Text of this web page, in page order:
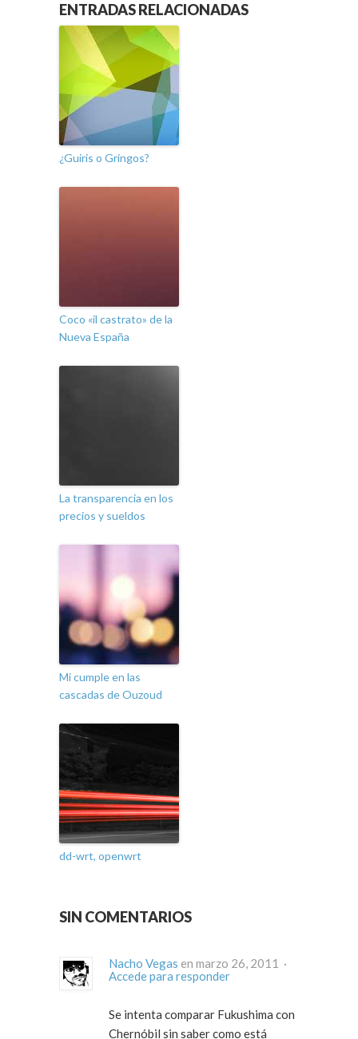
ENTRADAS RELACIONADAS
¿Guiris o Gringos?
Coco «il castrato» de la
Nueva España
La transparencia en los
precios y sueldos
Mi cumple en las
cascadas de Ouzoud
dd-wrt, openwrt
SIN COMENTARIOS
Nacho Vegas
en marzo 26, 2011 ·
Accede para responder
Se intenta comparar Fukushima con
Chernóbil sin saber como está